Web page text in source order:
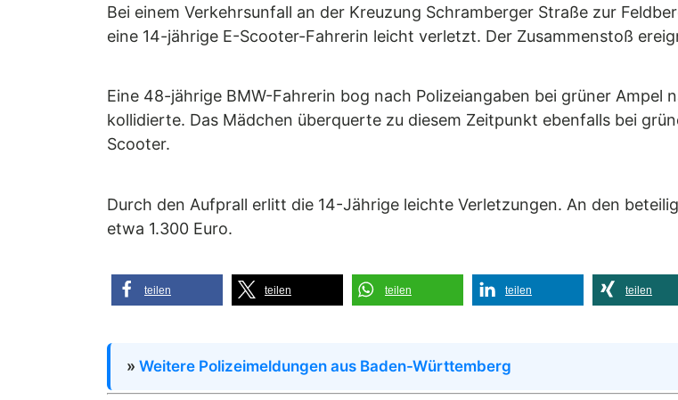
Bei einem Verkehrsunfall an der Kreuzung Schramberger Straße zur
eine 14-jährige E-Scooter-Fahrerin leicht verletzt. Der Zusammenstoß
Eine 48-jährige BMW-Fahrerin bog nach Polizeiangaben bei grüner Ampel
kollidierte. Das Mädchen überquerte zu diesem Zeitpunkt ebenfalls bei
Scooter.
Durch den Aufprall erlitt die 14-Jährige leichte Verletzungen. An den
etwa 1.300 Euro.
teilen teilen teilen teilen teilen
» Weitere Polizeimeldungen aus Baden-Württemberg